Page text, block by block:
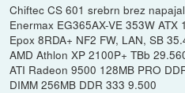
Chiftec CS 601 srebrn brez
Enermax EG365AX-VE 353W ATX
Epox 8RDA+ NF2 FW, LAN, SB
AMD Athlon XP 2100P+ TBb
ATI Radeon 9500 128MB PRO
DIMM 256MB DDR 333 9.500